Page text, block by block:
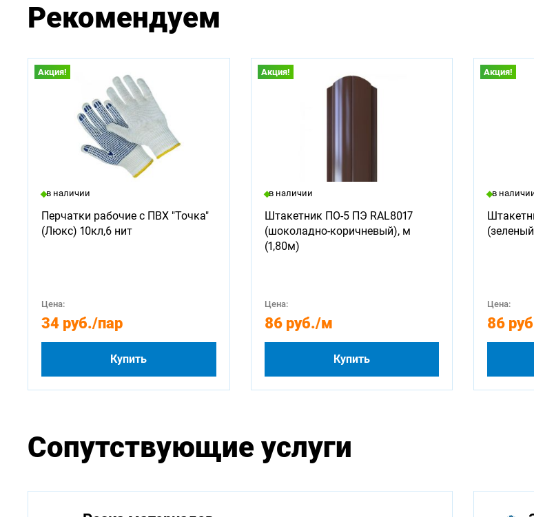
Рекомендуем
Акция!
в наличии
Перчатки рабочие с ПВХ "Точка"
(Люкс) 10кл,6 нит
Цена:
34 руб./пар
Купить
Акция!
в наличии
Штакетник ПО-5 ПЭ RAL8017
(шоколадно-коричневый), м
(1,80м)
Цена:
86 руб./м
Купить
Акция!
в
Цена:
86
Сопутствующие услуги